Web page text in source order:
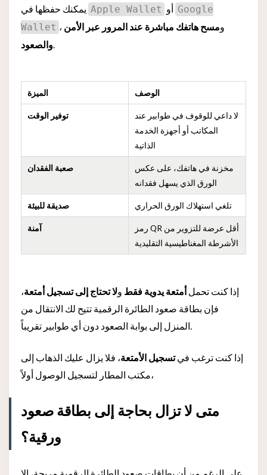
Apple Wallet
Google
Wallet
، ومسح هاتفك مباشرة عند المرور عبر الأمن
والصعود
الميزة الوصف
توفير الوقت
لا داعي للوقوف في طوابير عند
المكاتب أو أجهزة الخدمة
الذاتية
صعبة الفقدان
مخزنة في هاتفك، على عكس
الورق الذي يسهل فقدانه
صديقة للبيئة تلغي استهلاك الورق الحراري
آمنة
رمز QR أقل عرضة للتزوير من
الأشرطة المغناطيسية التقليدية
إذا كنت تحملأمتعة يدوية فقط ولا تحتاج إلى تسجيل أمتعة،
فإن بطاقة صعود الطائرة الرقمية تتيح لك الانتقال من
المنزل إلى بوابة الصعود دون أي طوابير تقريباً.
إذا كنت ترغب فيتسجيل الأمتعة، فلا يزال عليك الذهاب إلى
مكتب المطار لتسجيل الوصول أولاً،
متى لا تزال بحاجة إلى بطاقة صعود
ورقية؟